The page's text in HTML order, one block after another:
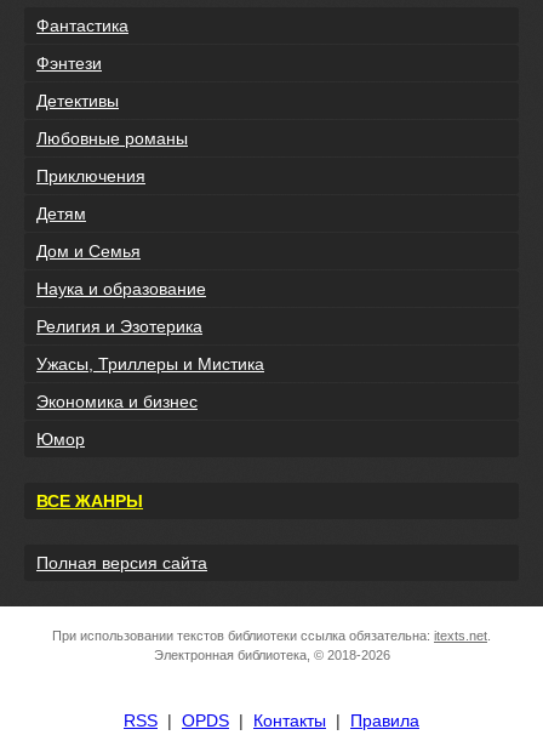
Фантастика
Фэнтези
Детективы
Любовные романы
Приключения
Детям
Дом и Семья
Наука и образование
Религия и Эзотерика
Ужасы, Триллеры и Мистика
Экономика и бизнес
Юмор
ВСЕ ЖАНРЫ
Полная версия сайта
При использовании текстов библиотеки ссылка обязательна: itexts.net
Электронная библиотека, © 2018-2026
RSS | OPDS | Контакты | Правила